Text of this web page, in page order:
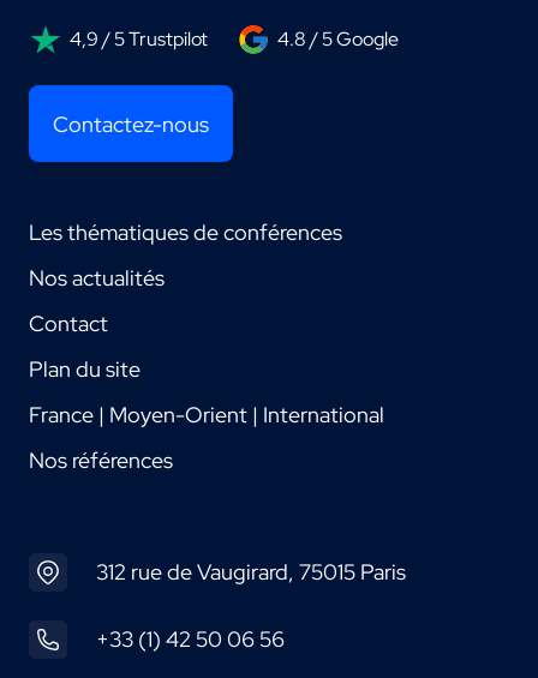
4,9 / 5 Trustpilot 4.8 / 5 Google
Contactez-nous
Les thématiques de conférences
Nos actualités
Contact
Plan du site
France | Moyen-Orient | International
Nos références
312 rue de Vaugirard, 75015 Paris
+33 (1) 42 50 06 56